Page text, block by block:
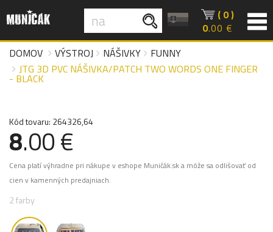
( 0 )
0.00 €
DOMOV
VÝSTROJ NÁŠIVKY
FUNNY
JTG 3D PVC NÁŠIVKA/PATCH TWO WORDS ONE FINGER
- BLACK
Kód tovaru: 264326,64
8.00 €
Cena platí výhradne pri nákupe v eshope Muničák.sk a môže sa odlišovať od
cien v kamenných predajniach.
2 farby